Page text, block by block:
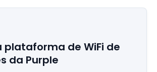
plataforma de WiFi de
da Purple